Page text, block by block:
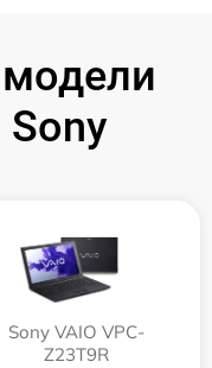
Sony
Sony VAIO VPC-
Z23T9R